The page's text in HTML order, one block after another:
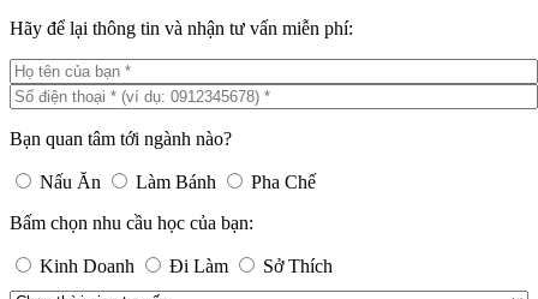
Hãy để lại thông tin và nhận tư vấn miễn phí:
Bạn quan tâm tới ngành nào?
Nấu Ăn Làm Bánh
Pha Chế
Bấm chọn nhu cầu học của bạn:
Kinh Doanh Đi Làm Sở Thích